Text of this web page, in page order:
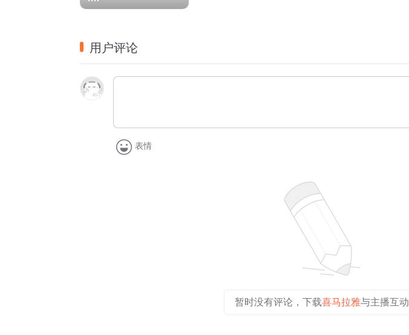
用户评论
表情
暂时没有评论，下载喜马拉雅与主播互动